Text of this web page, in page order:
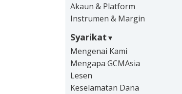
Akaun & Platform
Instrumen & Margin
Syarikat
Mengenai Kami
Mengapa GCMAsia
Lesen
Keselamatan Dana